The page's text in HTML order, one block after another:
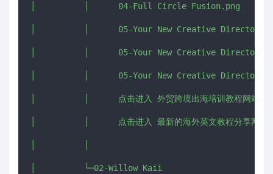
│          │      04-Full Circle Fusion.png
│          │      05-Your New Creative
│          │      05-Your New Creative
│          │      05-Your New Creative
│          │      点击进入 外贸跨境出海培训教程网站 -
│          │      点击进入 最新的海外英文教程分享网 -
│          └─02-Willow Kaii